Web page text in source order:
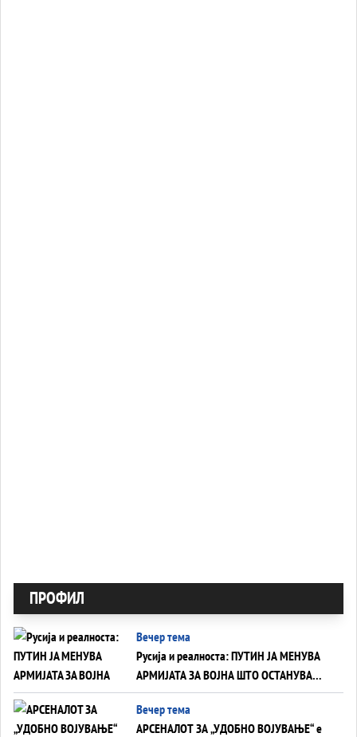
ПРОФИЛ
Вечер тема
Русија и реалноста: ПУТИН ЈА МЕНУВА
АРМИЈАТА ЗА ВОЈНА ШТО ОСТАНУВА
БЕЗ ФРОНТ
Вечер тема
АРСЕНАЛОТ ЗА „УДОБНО ВОЈУВАЊЕ“ е